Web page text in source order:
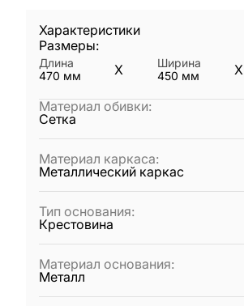
Характеристики
Размеры:
Длина
470 мм X
Ширина
450 мм X
Материал обивки:
Сетка
Материал каркаса:
Металлический каркас
Тип основания:
Крестовина
Материал основания:
Металл